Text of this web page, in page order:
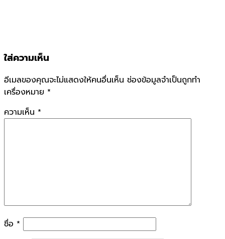
ใส่ความเห็น
อีเมลของคุณจะไม่แสดงให้คนอื่นเห็น ช่องข้อมูลจำเป็นถูกทำ
เครื่องหมาย *
ความเห็น *
ชื่อ *